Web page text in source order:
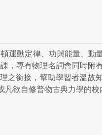
運動定律、功與能量、
，專有物理名詞會同時附
之銜接，幫助學習者溫故
欲自修普物古典力學的